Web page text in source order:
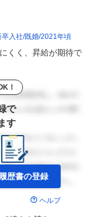
卒入社 既婚 2021年頃
くく、昇給が期待で
！
で
す
歴書の登録
ヘルプ